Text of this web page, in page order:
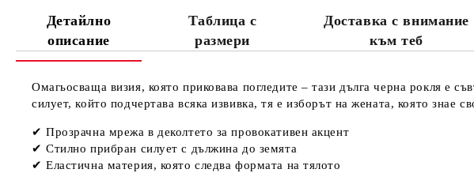
Детайлно
описание
Таблица с
размери
Доставка с внимание
към теб
Омагьосваща визия, която приковaва погледите – тази дълга черна рокля е
силует, който подчертава всяка извивка, тя е изборът на жената, която знае
✔ Прозрачна мрежа в деколтето за провокативен акцент
✔ Стилно прибран силует с дължина до земята
✔ Еластична материя, която следва формата на тялото